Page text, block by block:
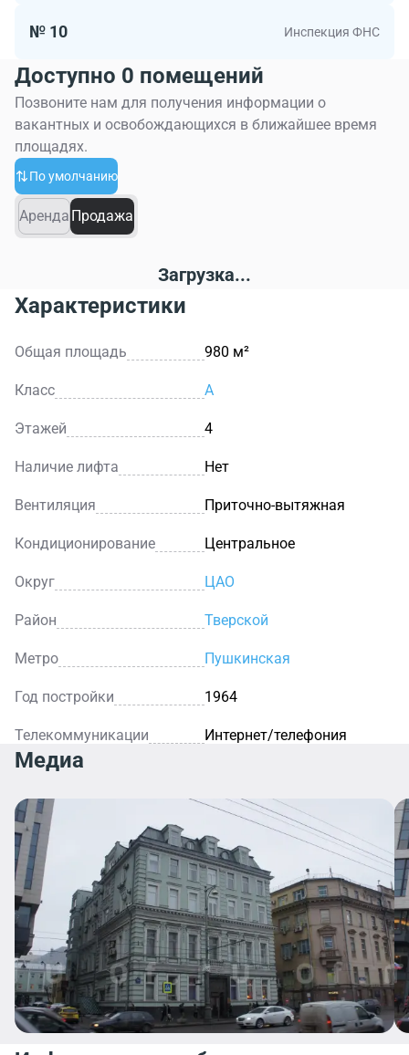
№ 10 Инспекция ФНС
Доступно 0 помещений
Позвоните нам для получения информации о
вакантных и освобождающихся в ближайшее время
площадях.
По умолчанию
Аренда Продажа
Загрузка...
Характеристики
Общая площадь 980 м²
Класс A
Этажей 4
Наличие лифта Нет
Вентиляция Приточно-вытяжная
Кондиционирование Центральное
Округ ЦАО
Район Тверской
Метро Пушкинская
Год постройки 1964
Телекоммуникации Интернет/телефония
Медиа